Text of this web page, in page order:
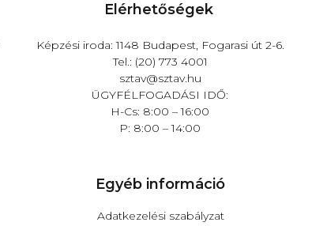
Elérhetőségek
Képzési iroda: 1148 Budapest, Fogarasi út 2-6.
Tel.: (20) 773 4001
sztav@sztav.hu
ÜGYFÉLFOGADÁSI IDŐ:
H-Cs: 8:00 – 16:00
P: 8:00 – 14:00
Egyéb információ
Adatkezelési szabályzat